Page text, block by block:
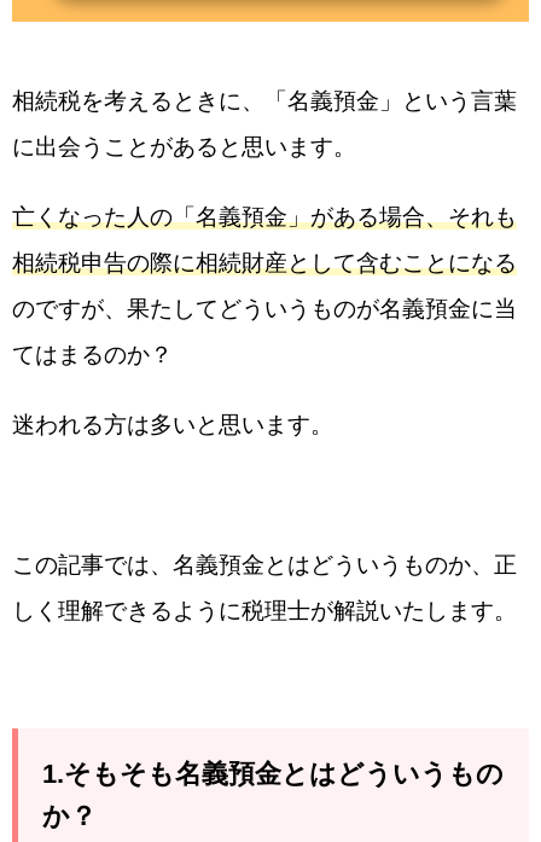
相続税を考えるときに、「名義預金」という言葉
に出会うことがあると思います。
亡くなった人の「名義預金」がある場合、それも
相続税申告の際に相続財産として含むことになる
のですが、果たしてどういうものが名義預金に当
てはまるのか？
迷われる方は多いと思います。
この記事では、名義預金とはどういうものか、正
しく理解できるように税理士が解説いたします。
1.そもそも名義預金とはどういうもの
か？